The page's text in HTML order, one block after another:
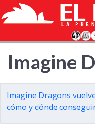
Imagine
Imagine Dragons
cómo y dónde